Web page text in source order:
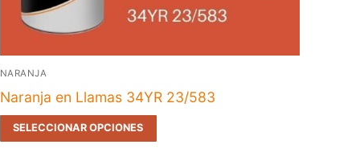
NARANJA
Naranja en Llamas 34YR 23/583
SELECCIONAR OPCIONES